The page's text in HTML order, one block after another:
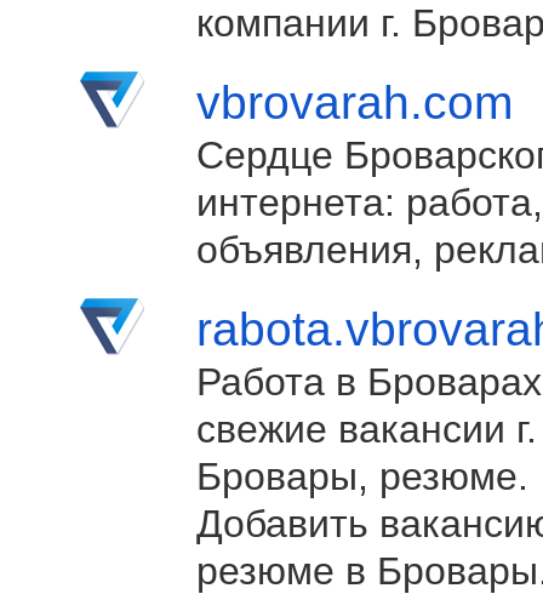
компании г.
vbrovarah.com
Сердце
интернета: работа,
объявления,
Работа в
свежие вакансии г.
Бровары, резюме.
Добавить
резюме в